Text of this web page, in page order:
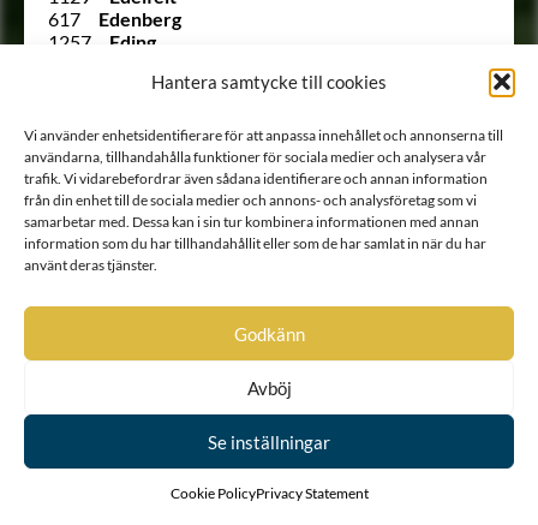
Hantera samtycke till cookies
Vi använder enhetsidentifierare för att anpassa innehållet och annonserna till
användarna, tillhandahålla funktioner för sociala medier och analysera vår
trafik. Vi vidarebefordrar även sådana identifierare och annan information
från din enhet till de sociala medier och annons- och analysföretag som vi
samarbetar med. Dessa kan i sin tur kombinera informationen med annan
information som du har tillhandahållit eller som de har samlat in när du har
använt deras tjänster.
Godkänn
Avböj
Se inställningar
Cookie PolicyPrivacy Statement
617
Edenberg
1257
Eding
Ehrenberg
1515
Ehrenbill
1109
Ehrenborg
Ointroducerad
von Ehrenburg
1003
Ehrenbusch
823
Ehrencrantz
1339
Ehrencreutz
879
Ehrencrona
1749 B
von Ehrenheim
1010 B
Ehrenkrook
Ehrenman